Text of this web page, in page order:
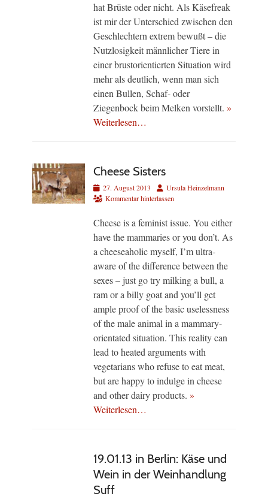
hat Brüste oder nicht. Als Käsefreak
ist mir der Unterschied zwischen den
Geschlechtern extrem bewußt – die
Nutzlosigkeit männlicher Tiere in
einer brustorientierten Situation wird
mehr als deutlich, wenn man sich
einen Bullen, Schaf- oder
Ziegenbock beim Melken vorstellt. »
Weiterlesen…
Cheese Sisters
Veröffentlicht
am
27. August 2013 AutorUrsula Heinzelmann
Kommentar hinterlassen
Cheese is a feminist issue. You either
have the mammaries or you don’t. As
a cheeseaholic myself, I’m ultra-
aware of the difference between the
sexes – just go try milking a bull, a
ram or a billy goat and you’ll get
ample proof of the basic uselessness
of the male animal in a mammary-
orientated situation. This reality can
lead to heated arguments with
vegetarians who refuse to eat meat,
but are happy to indulge in cheese
and other dairy products. »
Weiterlesen…
19.01.13 in Berlin: Käse und
Wein in der Weinhandlung
Suff